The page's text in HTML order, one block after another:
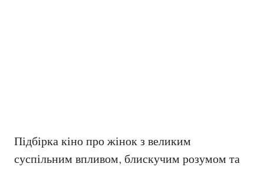
Підбірка кіно про жінок з великим
суспільним впливом, блискучим розумом та